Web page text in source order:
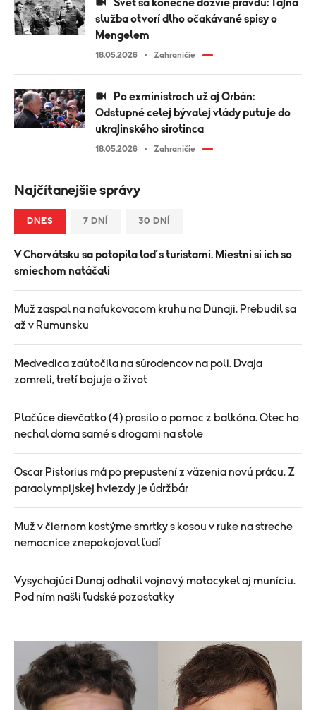
služba otvorí dlho očakávané spisy o
Mengelem
18.05.2026 Zahraničie
Odstupné celej bývalej vlády putuje do
ukrajinského sirotinca
18.05.2026 Zahraničie
Najčítanejšie správy
DNES 7 DNÍ 30 DNÍ
V Chorvátsku sa potopila loď s turistami. Miestni si ich so
smiechom natáčali
Muž zaspal na nafukovacom kruhu na Dunaji. Prebudil sa
až v Rumunsku
Medvedica zaútočila na súrodencov na poli. Dvaja
zomreli, tretí bojuje o život
Plačúce dievčatko (4) prosilo o pomoc z balkóna. Otec ho
nechal doma samé s drogami na stole
Oscar Pistorius má po prepustení z väzenia novú prácu. Z
paraolympijskej hviezdy je údržbár
Muž v čiernom kostýme smrtky s kosou v ruke na streche
nemocnice znepokojoval ľudí
Vysychajúci Dunaj odhalil vojnový motocykel aj muníciu.
Pod ním našli ľudské pozostatky